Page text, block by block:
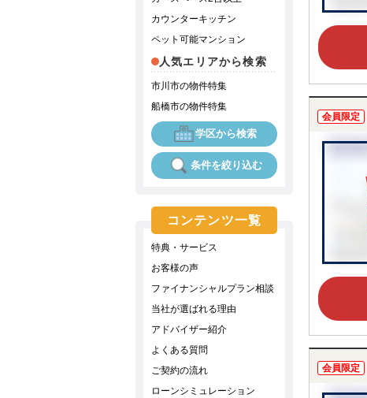
会員限定
会員限定
カウンターキッチン
ペット可能マンション
人気エリアから検索
市川市の物件特集
船橋市の物件特集
学区から検索
条件を絞り込む
コンテンツ一覧
特典・サービス
お客様の声
ファイナンシャルプラン相談
当社が選ばれる理由
アドバイザー紹介
よくある質問
ご契約の流れ
ローンシミュレーション